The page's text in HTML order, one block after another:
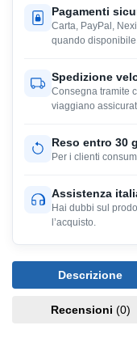
Pagamenti
Carta, PayPal,
quando
Spedizione
Consegna tramite
viaggiano
Reso entro 30
Per i clienti
Assistenza
Hai dubbi sul
l’acquisto.
Descrizione
Recensioni (0)